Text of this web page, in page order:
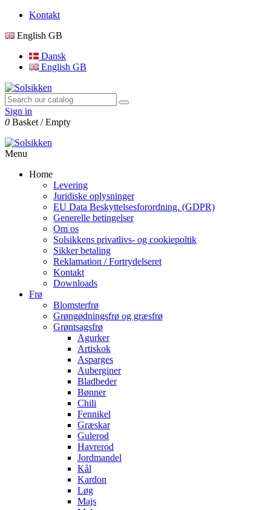
Kontakt
English GB
Dansk
English GB
Sign in
0 Basket /Empty
Menu
Home
Levering
Juridiske oplysninger
EU Data Beskyttelsesforordning. (GDPR)
Generelle betingelser
Om os
Solsikkens privatlivs- og cookiepoltik
Sikker betaling
Reklamation / Fortrydelseret
Kontakt
Downloads
Frø
Blomsterfrø
Grøngødningsfrø og græsfrø
Grøntsagsfrø
Agurker
Artiskok
Asparges
Auberginer
Bladbeder
Bønner
Chili
Fennikel
Græskar
Gulerod
Havrerod
Jordmandel
Kål
Kardon
Løg
Majs